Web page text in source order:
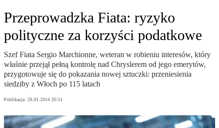
Przeprowadzka Fiata: ryzyko
polityczne za korzyści podatkowe
Szef Fiata Sergio Marchionne, weteran w robieniu interesów, który
właśnie przejął pełną kontrolę nad Chryslerem od jego emerytów,
przygotowuje się do pokazania nowej sztuczki: przeniesienia
siedziby z Włoch po 115 latach
Publikacja: 28.01.2014 20:51